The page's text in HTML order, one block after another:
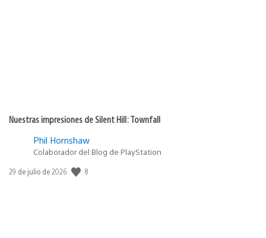
Nuestras impresiones de Silent Hill: Townfall
Phil Hornshaw
Colaborador del Blog de PlayStation
Fecha
29 de julio de 2026 8